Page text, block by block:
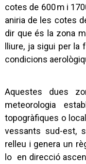
cotes de 600 m i
aniria de les cotes
dir que és la zona
lliure, ja sigui per
condicions
Aquestes dues
meteorologia
topogràfiques o
vessants sud-est,
relleu i genera un
lo en direcció